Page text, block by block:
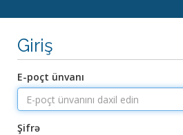
Giriş
E-poçt ünvanı
Şifrə